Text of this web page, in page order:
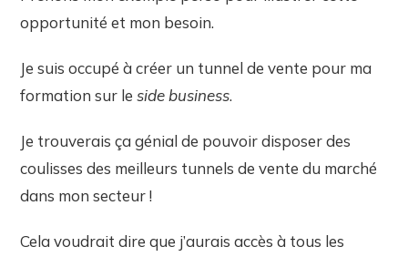
opportunité et mon besoin.
Je suis occupé à créer un tunnel de vente pour ma
formation sur leside business.
Je trouverais ça génial de pouvoir disposer des
coulisses des meilleurs tunnels de vente du marché
dans mon secteur !
Cela voudrait dire que j’aurais accès à tous les